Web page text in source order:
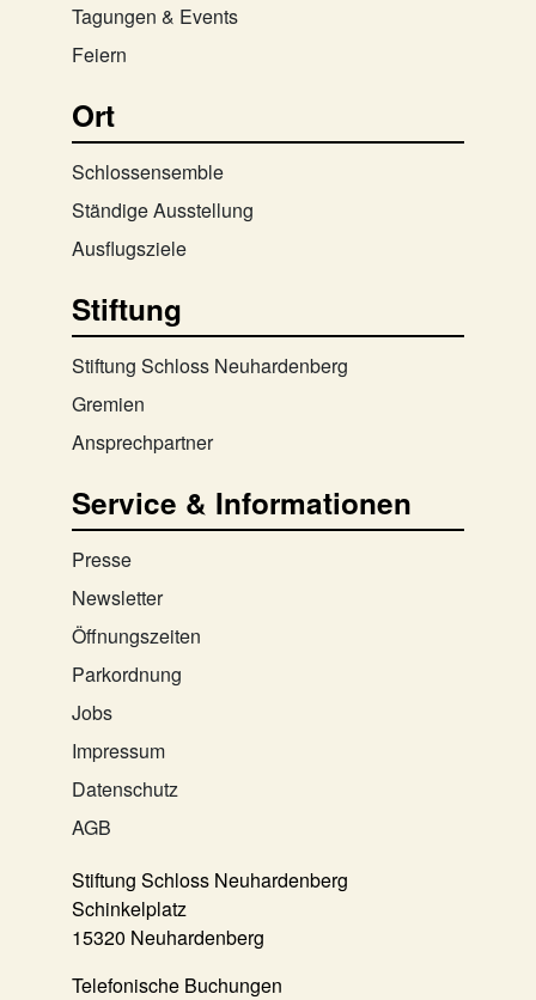
Tagungen & Events
Feiern
Ort
Schlossensemble
Ständige Ausstellung
Ausflugsziele
Stiftung
Stiftung Schloss Neuhardenberg
Gremien
Ansprechpartner
Service & Informationen
Presse
Newsletter
Öffnungszeiten
Parkordnung
Jobs
Impressum
Datenschutz
AGB
Stiftung Schloss Neuhardenberg
Schinkelplatz
15320 Neuhardenberg
Telefonische Buchungen